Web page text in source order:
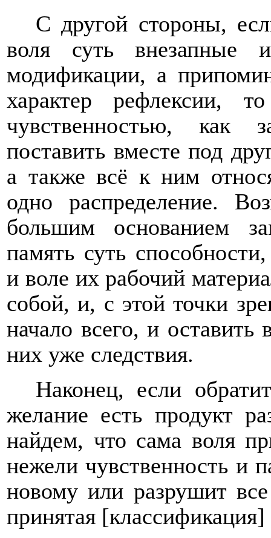
С другой стороны,
воля суть внезапные
модификации, а
характер рефлексии,
чувственностью, как
поставить вместе под
а также всё к ним
одно распределение.
большим основанием
память суть
и воле их рабочий
собой, и, с этой точки
начало всего, и
них уже следствия.
Наконец, если
желание есть продукт
найдем, что сама воля
нежели чувственность и
новому или разрушит
принятая